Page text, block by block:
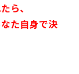
ら、
た自身で決